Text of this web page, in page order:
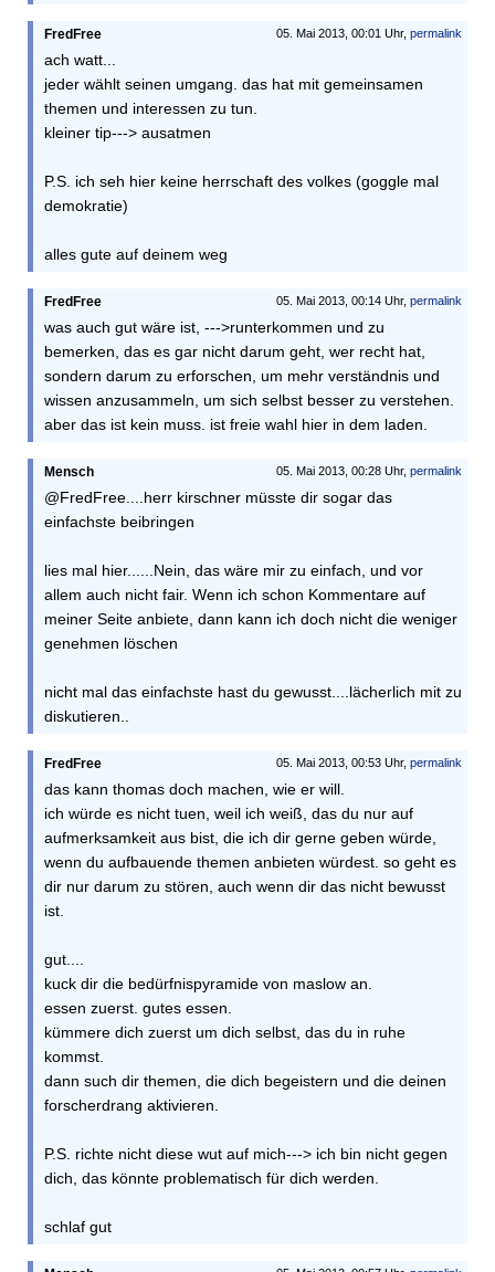
05. Mai 2013, 00:01 Uhr, permalink
FredFree
ach watt...
jeder wählt seinen umgang. das hat mit gemeinsamen
themen und interessen zu tun.
kleiner tip---> ausatmen
P.S. ich seh hier keine herrschaft des volkes (goggle mal
demokratie)
alles gute auf deinem weg
05. Mai 2013, 00:14 Uhr, permalink
FredFree
was auch gut wäre ist, --->runterkommen und zu
bemerken, das es gar nicht darum geht, wer recht hat,
sondern darum zu erforschen, um mehr verständnis und
wissen anzusammeln, um sich selbst besser zu verstehen.
aber das ist kein muss. ist freie wahl hier in dem laden.
05. Mai 2013, 00:28 Uhr, permalink
Mensch
@FredFree....herr kirschner müsste dir sogar das
einfachste beibringen
lies mal hier......Nein, das wäre mir zu einfach, und vor
allem auch nicht fair. Wenn ich schon Kommentare auf
meiner Seite anbiete, dann kann ich doch nicht die weniger
genehmen löschen
nicht mal das einfachste hast du gewusst....lächerlich mit zu
diskutieren..
05. Mai 2013, 00:53 Uhr, permalink
FredFree
das kann thomas doch machen, wie er will.
ich würde es nicht tuen, weil ich weiß, das du nur auf
aufmerksamkeit aus bist, die ich dir gerne geben würde,
wenn du aufbauende themen anbieten würdest. so geht es
dir nur darum zu stören, auch wenn dir das nicht bewusst
ist.
gut....
kuck dir die bedürfnispyramide von maslow an.
essen zuerst. gutes essen.
kümmere dich zuerst um dich selbst, das du in ruhe
kommst.
dann such dir themen, die dich begeistern und die deinen
forscherdrang aktivieren.
P.S. richte nicht diese wut auf mich---> ich bin nicht gegen
dich, das könnte problematisch für dich werden.
schlaf gut